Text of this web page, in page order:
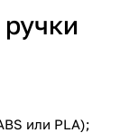
или PLA);